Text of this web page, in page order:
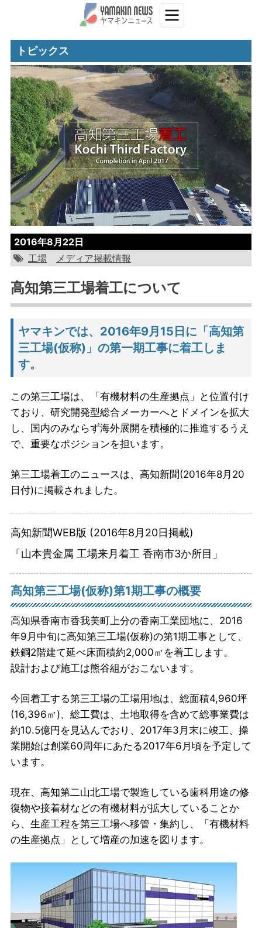
トピックス
2016年8月22日
工場
メディア掲載情報
高知第三工場着工について
ヤマキンでは、2016年9月15日に「高知第
三工場(仮称)」の第一期工事に着工しま
す。
この第三工場は、「有機材料の生産拠点」と位置付け
ており、研究開発型総合メーカーへとドメインを拡大
し、国内のみならず海外展開を積極的に推進するうえ
で、重要なポジションを担います。
第三工場着工のニュースは、高知新聞(2016年8月20
日付)に掲載されました。
高知新聞WEB版 (2016年8月20日掲載)
「山本貴金属 工場来月着工 香南市3か所目」
高知第三工場(仮称)第1期工事の概要
高知県香南市香我美町上分の香南工業団地に、2016
年9月中旬に高知第三工場(仮称)の第1期工事として、
鉄鋼2階建て延べ床面積約2,000㎡を着工します。
設計および施工は熊谷組がおこないます。
今回着工する第三工場の工場用地は、総面積4,960坪
(16,396㎡)、総工費は、土地取得を含めて総事業費は
約10.5億円を見込んでおり、2017年3月末に竣工、操
業開始は創業60周年にあたる2017年6月頃を予定して
います。
現在、高知第二山北工場で製造している歯科用途の修
復物や接着材などの有機材料が拡大していることか
ら、生産工程を第三工場へ移管・集約し、「有機材料
の生産拠点」として増産の加速を図ります。